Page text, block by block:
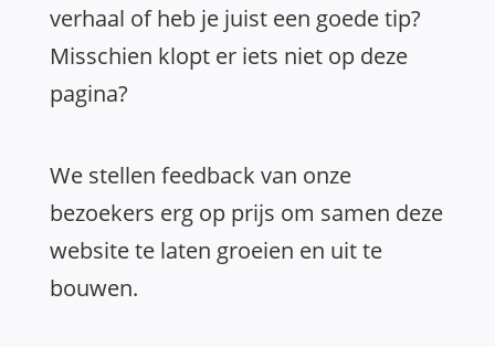
verhaal of heb je juist een goede tip?
Misschien klopt er iets niet op deze
pagina?
We stellen feedback van onze
bezoekers erg op prijs om samen deze
website te laten groeien en uit te
bouwen.